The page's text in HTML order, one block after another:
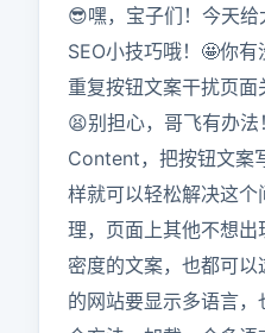
😎嘿，宝子们！今天
SEO小技巧哦！🤩你
重复按钮文案干扰页面
😫别担心，哥飞有办
Content，把按钮文案
样就可以轻松解决这
理，页面上其他不想出
密度的文案，也都可
的网站要显示多语言